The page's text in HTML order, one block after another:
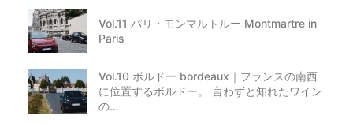
Vol.11 パリ・モンマルトルー Montmartre in
Paris
Vol.10 ボルドー bordeaux｜フランスの南西
に位置するボルドー。 言わずと知れたワイン
の…